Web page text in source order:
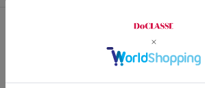
サイズガイドは
着丈 バスト